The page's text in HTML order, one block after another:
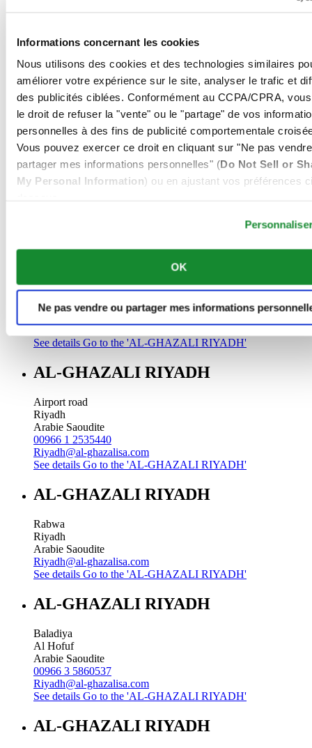
Informations concernant les cookies
Nous utilisons des cookies et des technologies similaires
améliorer votre expérience sur le site, analyser le trafic et
des publicités ciblées. Conformément au CCPA/CPRA,
le droit de refuser la "vente" ou le "partage" de vos
personnelles à des fins de publicité comportementale
Vous pouvez exercer ce droit en cliquant sur "Ne pas
partager mes informations personnelles" (Do Not Sell or
My Personal Information) ou en ajustant vos préférences
OK
Ne pas vendre ou partager mes informations
Batha
Riyadh
Arabie Saoudite
00966 1 4032968
Riyadh@al-ghazalisa.com
See details Go to the 'AL-GHAZALI RIYADH'
AL-GHAZALI RIYADH
Olaya
Riyadh
Arabie Saoudite
Go to the 'AL-GHAZALI RIYADH'
AL-GHAZALI RIYADH
Riyadh
Arabie Saoudite
See details Go to the 'AL-GHAZALI RIYADH'
AL-GHAZALI RIYADH
Airport road
Riyadh
Arabie Saoudite
00966 1 2535440
Riyadh@al-ghazalisa.com
See details Go to the 'AL-GHAZALI RIYADH'
AL-GHAZALI RIYADH
Rabwa
Riyadh
Arabie Saoudite
Riyadh@al-ghazalisa.com
See details Go to the 'AL-GHAZALI RIYADH'
AL-GHAZALI RIYADH
Baladiya
Al Hofuf
Arabie Saoudite
00966 3 5860537
Riyadh@al-ghazalisa.com
See details Go to the 'AL-GHAZALI RIYADH'
AL-GHAZALI RIYADH